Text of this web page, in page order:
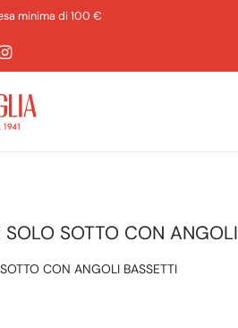
minima di 100 €
SOTTO CON ANGOLI
CON ANGOLI BASSETTI